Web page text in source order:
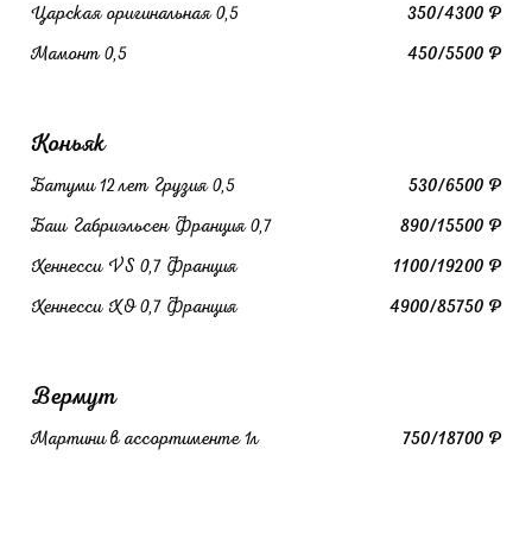
Царская оригинальная 0,5
350/4300 ₽
Мамонт 0,5
450/5500 ₽
Коньяк
Батуми 12 лет Грузия 0,5
530/6500 ₽
Баш Габриэльсен Франция 0,7
890/15500 ₽
Хеннесси VS 0,7 Франция
1100/19200 ₽
Хеннесси ХО 0,7 Франция
4900/85750 ₽
Вермут
Мартини в ассортименте 1л 750/18700 ₽